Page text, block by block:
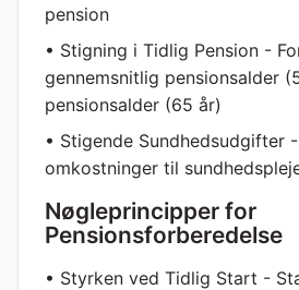
pension
• Stigning i Tidlig Pension -
gennemsnitlig pensionsalder
pensionsalder (65 år)
• Stigende Sundhedsudgifter
omkostninger til
Nøgleprincipper for
Pensionsforberedelse
• Styrken ved Tidlig Start -